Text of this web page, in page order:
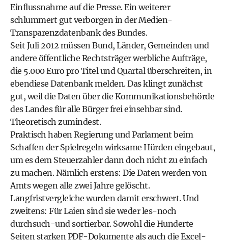
Einflussnahme auf die Presse. Ein weiterer
schlummert gut verborgen in der Medien-
Transparenzdatenbank des Bundes.
Seit Juli 2012 müssen Bund, Länder, Gemeinden und
andere öffentliche Rechtsträger werbliche Aufträge,
die 5.000 Euro pro Titel und Quartal überschreiten, in
ebendiese Datenbank melden. Das klingt zunächst
gut, weil die Daten über die Kommunikationsbehörde
des Landes für alle Bürger frei einsehbar sind.
Theoretisch zumindest.
Praktisch haben Regierung und Parlament beim
Schaffen der Spielregeln wirksame Hürden eingebaut,
um es dem Steuerzahler dann doch nicht zu einfach
zu machen. Nämlich erstens: Die Daten werden von
Amts wegen alle zwei Jahre gelöscht.
Langfristvergleiche wurden damit erschwert. Und
zweitens: Für Laien sind sie weder les-noch
durchsuch-und sortierbar. Sowohl die Hunderte
Seiten starken PDF-Dokumente als auch die Excel-